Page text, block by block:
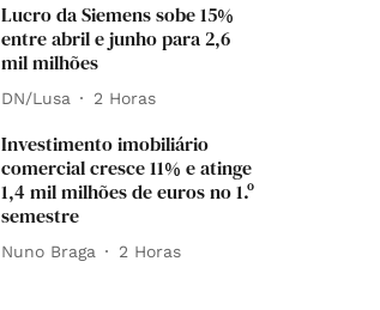
Lucro da Siemens sobe 15%
entre abril e junho para 2,6
mil milhões
DN/Lusa 2 Horas
Investimento imobiliário
comercial cresce 11% e atinge
1,4 mil milhões de euros no 1.º
semestre
Nuno Braga 2 Horas